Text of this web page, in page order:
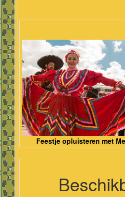
Feestje opluisteren met